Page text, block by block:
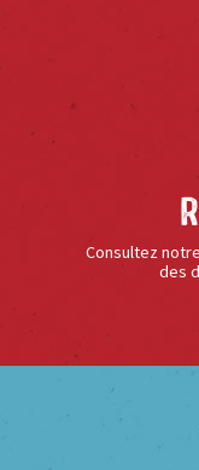
Consultez
des